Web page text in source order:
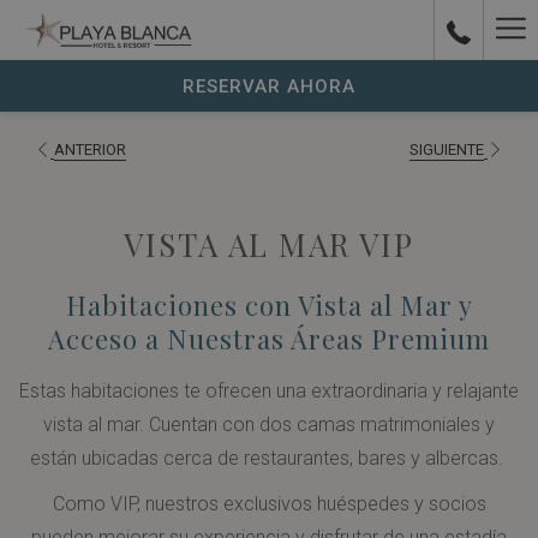
RESERVAR AHORA
ANTERIOR SIGUIENTE
VISTA AL MAR VIP
Habitaciones con Vista al Mar y
Acceso a Nuestras Áreas Premium
Estas habitaciones te ofrecen una extraordinaria y relajante
vista al mar. Cuentan con dos camas matrimoniales y
están ubicadas cerca de restaurantes, bares y albercas.
Como VIP, nuestros exclusivos huéspedes y socios
con
piscinas
de
edificios
Beach